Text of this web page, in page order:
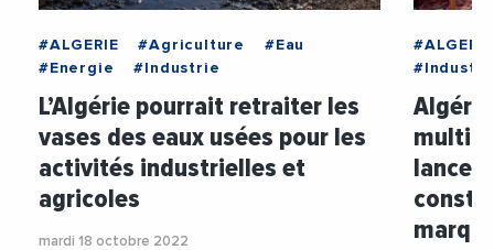
#ALGERIE #Agriculture
#Eau
#Energie
#Industrie
L’Algérie pourrait retraiter les
vases des eaux usées pour les
activités industrielles et
agricoles
mardi 18 octobre 2022
#ALGERIE
lancer